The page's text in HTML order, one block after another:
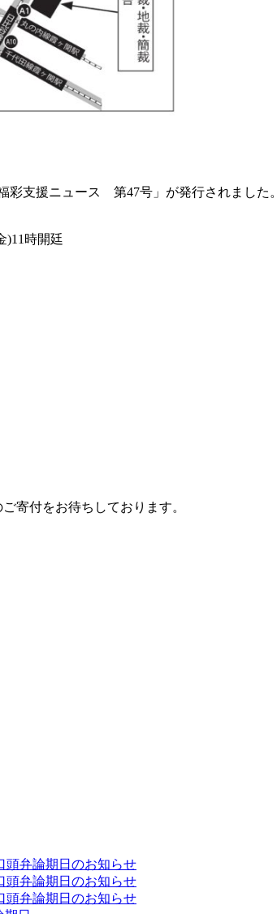
彩支援ニュース 第47号」が発行されました。
)11時開廷
寄付をお待ちしております。
弁論期日のお知らせ
弁論期日のお知らせ
弁論期日のお知らせ